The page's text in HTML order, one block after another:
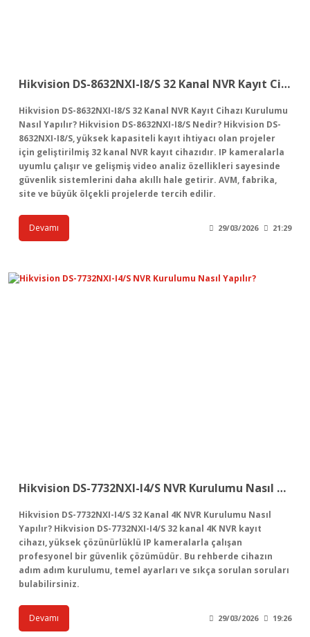
Hikvision DS-8632NXI-I8/S 32 Kanal NVR Kayıt Cihazı Kurulumu
Hikvision DS-8632NXI-I8/S 32 Kanal NVR Kayıt Cihazı Kurulumu
Nasıl Yapılır? Hikvision DS-8632NXI-I8/S Nedir? Hikvision DS-
8632NXI-I8/S, yüksek kapasiteli kayıt ihtiyacı olan projeler
için geliştirilmiş 32 kanal NVR kayıt cihazıdır. IP kameralarla
uyumlu çalışır ve gelişmiş video analiz özellikleri sayesinde
güvenlik sistemlerini daha akıllı hale getirir. AVM, fabrika,
site ve büyük ölçekli projelerde tercih edilir.
Devamı 29/03/2026 21:29
Hikvision DS-7732NXI-I4/S NVR Kurulumu Nasıl Yapılır?
Hikvision DS-7732NXI-I4/S 32 Kanal 4K NVR Kurulumu Nasıl
Yapılır? Hikvision DS-7732NXI-I4/S 32 kanal 4K NVR kayıt
cihazı, yüksek çözünürlüklü IP kameralarla çalışan
profesyonel bir güvenlik çözümüdür. Bu rehberde cihazın
adım adım kurulumu, temel ayarları ve sıkça sorulan soruları
bulabilirsiniz.
Devamı 29/03/2026 19:26